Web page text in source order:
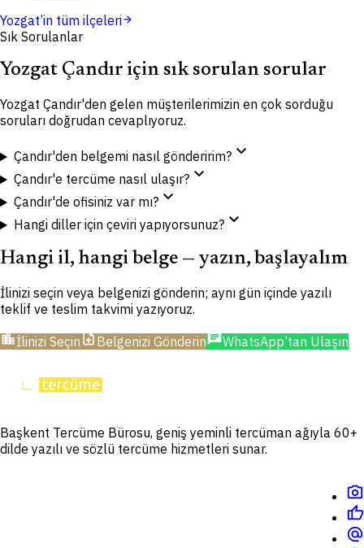
Yozgat’in tüm ilçeleriarrow_forward
Sık Sorulanlar
Yozgat Çandır için sık sorulan sorular
Yozgat Çandır'den gelen müşterilerimizin en çok sorduğu
soruları doğrudan cevaplıyoruz.
Çandır'den belgemi nasıl gönderirim?expand_more
Çandır'e tercüme nasıl ulaşır?expand_more
Çandır'de ofisiniz var mı?expand_more
Hangi diller için çeviri yapıyorsunuz?expand_more
Hangi il, hangi belge — yazın, başlayalım
İlinizi seçin veya belgenizi gönderin; aynı gün içinde yazılı
teklif ve teslim takvimi yazıyoruz.
location_cityİlinizi Seçinupload_fileBelgenizi GönderinchatWhatsApp’tan Ulaşın
Başkent Tercüme Bürosu, geniş yeminli tercüman ağıyla 60+
dilde yazılı ve sözlü tercüme hizmetleri sunar.
photo_camera
thumb_up
alternate_email